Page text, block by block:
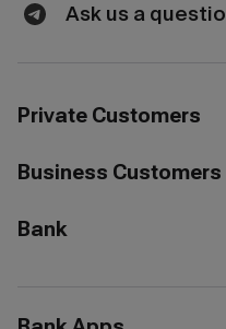
Ask us a
Private Customers
Business Customers
Bank